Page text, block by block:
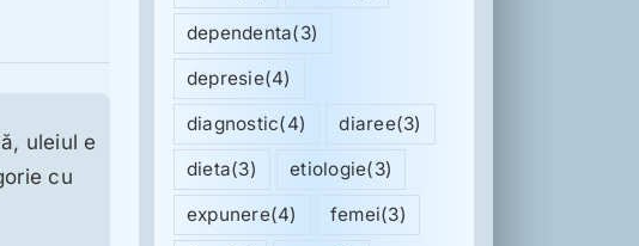
uleiul e
cu
dependenta(3)
depresie(4)
diagnostic(4) diaree(3)
dieta(3) etiologie(3)
expunere(4) femei(3)